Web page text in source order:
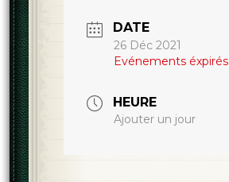
DATE
26 Déc 2021
Evénements éxpirés
HEURE
Ajouter un jour